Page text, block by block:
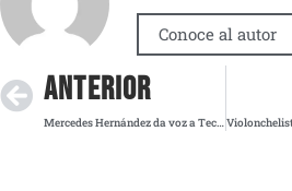
Conoce al autor
ANTERIOR
Mercedes Hernández da voz a Tecuichpo en conmemoración a los 700 años de Tenochtitlán